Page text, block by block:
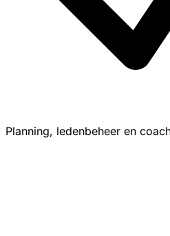
Planning, ledenbeheer en